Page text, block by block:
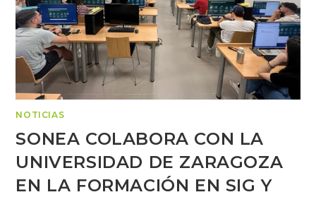
NOTICIAS
SONEA COLABORA CON LA
UNIVERSIDAD DE ZARAGOZA
EN LA FORMACIÓN EN SIG Y